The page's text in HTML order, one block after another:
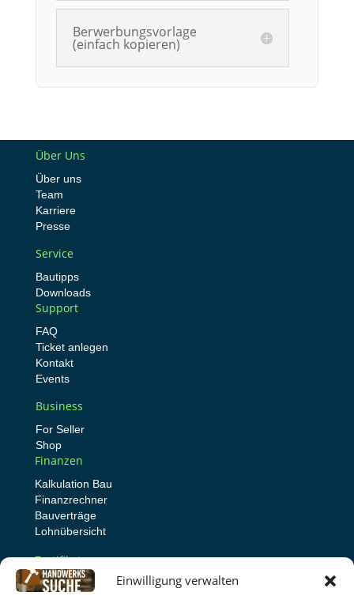
Einwilligung verwalten
Berwerbungsvorlage
(einfach kopieren)
Über Uns
Über uns
Team
Karriere
Presse
Service
Bautipps
Downloads
Support
FAQ
Ticket anlegen
Kontakt
Events
Business
For Seller
Shop
Finanzen
Kalkulation Bau
Finanzrechner
Bauverträge
Lohnübersicht
Zertifikate
Zertifikat prüfen